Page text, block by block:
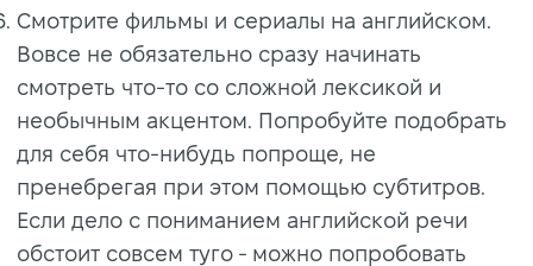
Смотрите фильмы и сериалы на английском.
Вовсе не обязательно сразу начинать
смотреть что-то со сложной лексикой и
необычным акцентом. Попробуйте подобрать
для себя что-нибудь попроще, не
пренебрегая при этом помощью субтитров.
Если дело с пониманием английской речи
обстоит совсем туго - можно попробовать